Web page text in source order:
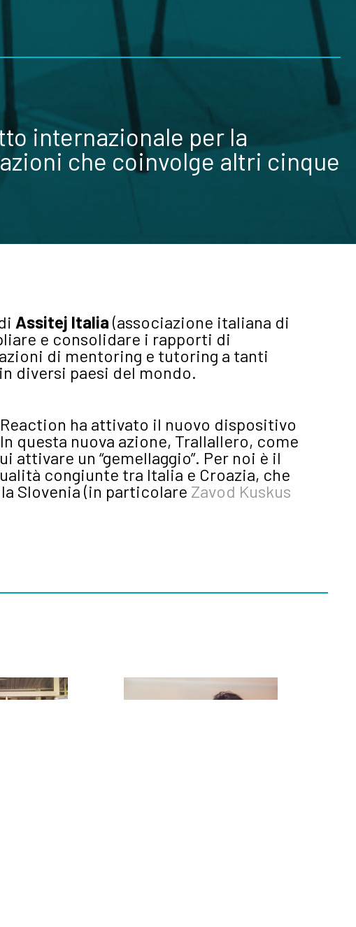
internazionale per la
che coinvolge altri cinque
Assitej Italia (associazione italiana di
e consolidare i rapporti di
di mentoring e tutoring a tanti
diversi paesi del mondo.
ha attivato il nuovo dispositivo
questa nuova azione, Trallallero, come
un “gemellaggio”. Per noi è il
congiunte tra Italia e Croazia, che
Slovenia (in particolare Zavod Kuskus